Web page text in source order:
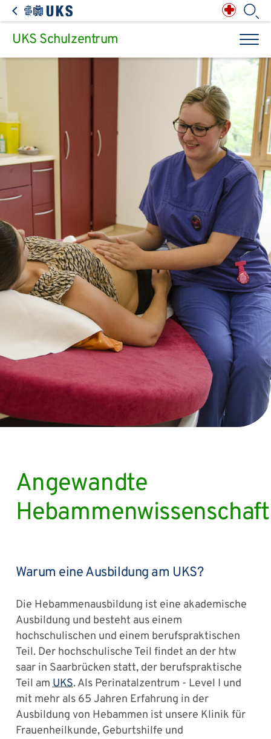
Direkt zum Inhalt springen
UKS Schulzentrum
Suchbegriff
Kliniken & medizinische Einrichtungen
Patienten & Besucher
Angewandte
Hebammenwissenschaft
Warum eine Ausbildung am UKS?
Die Hebammenausbildung ist eine akademische
Ausbildung und besteht aus einem
hochschulischen und einem berufspraktischen
Teil. Der hochschulische Teil findet an der htw
saar in Saarbrücken statt, der berufspraktische
Teil am UKS. Als Perinatalzentrum - Level I und
mit mehr als 65 Jahren Erfahrung in der
Ausbildung von Hebammen ist unsere Klinik für
Frauenheilkunde, Geburtshilfe und